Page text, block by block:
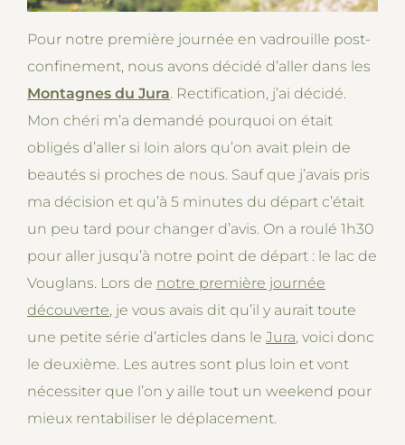
Pour notre première journée en vadrouille post-
confinement, nous avons décidé d’aller dans les
Montagnes du Jura. Rectification, j’ai décidé.
Mon chéri m’a demandé pourquoi on était
obligés d’aller si loin alors qu’on avait plein de
beautés si proches de nous. Sauf que j’avais pris
ma décision et qu’à 5 minutes du départ c’était
un peu tard pour changer d’avis. On a roulé 1h30
pour aller jusqu’à notre point de départ : le lac de
Vouglans. Lors de notre première journée
découverte, je vous avais dit qu’il y aurait toute
une petite série d’articles dans le Jura, voici donc
le deuxième. Les autres sont plus loin et vont
nécessiter que l’on y aille tout un weekend pour
mieux rentabiliser le déplacement.